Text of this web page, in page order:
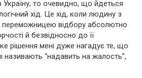
Україну, то очевидно, що йдеться
хід. Це хід, коли людину з
переможницею відбору абсолютно
й безвідносно до її
рішення мені дуже нагадує те, що
називають “надавить на жалость”,